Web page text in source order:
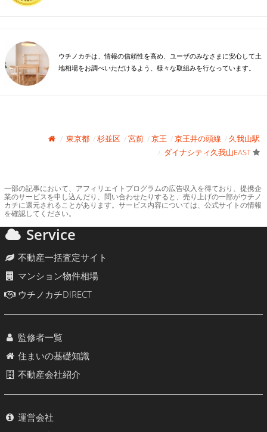
ウチノカチは、情報の信頼性を高め、ユーザのみなさまに安心して土
地相場をお調べいただけるよう、様々な取組みを行なっています。
東京都 杉並区 宮前 京王 京王井の頭線
久我山駅
ダイナシティ久我山EAST
一部の記事において、アフィリエイトプログラムの広告収入を得ており、提携企
業のサービスを申し込んだり、問い合わせたりすると、売り上げの一部がウチノ
カチに還元されることがあります。サービス内容については、公式サイトの情報
を確認してください。
Service
不動産一括査定サイト
マンション物件相場
ウチノカチDIRECT
監修者一覧
住まいの基礎知識
不動産会社紹介
運営会社